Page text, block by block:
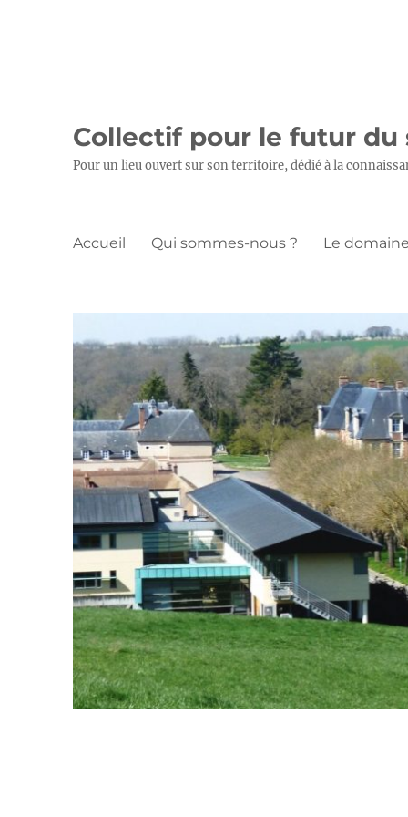
Collectif pour le futur du
Pour un lieu ouvert sur son territoire, dédié à la
Accueil Qui sommes-nous ? Le